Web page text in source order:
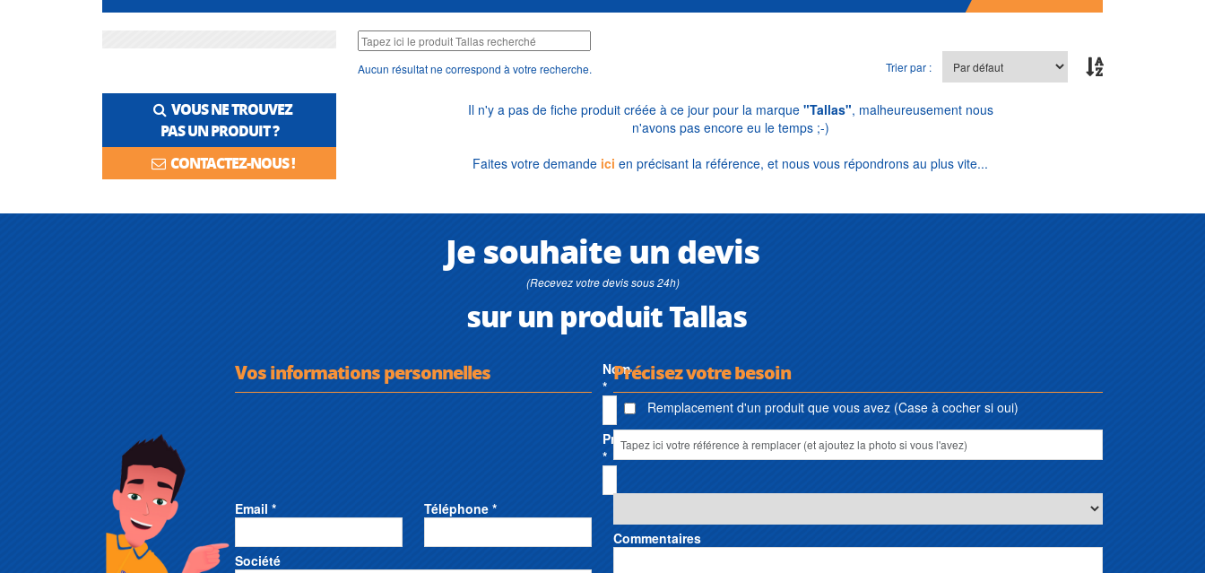
VOUS NE TROUVEZ
PAS UN PRODUIT ?
CONTACTEZ-NOUS !
Aucun résultat ne correspond à votre recherche. Trier par :
Il n'y a pas de fiche produit créée à ce jour pour la marque "Tallas", malheureusement nous
n'avons pas encore eu le temps ;-)
Faites votre demande ici en précisant la référence, et nous vous répondrons au plus vite...
Je souhaite un devis
(Recevez votre devis sous 24h)
sur un produit Tallas
Vos informations personnelles
Nom
*
Prénom
*
Email * Téléphone *
Société
Précisez votre besoin
Remplacement d'un produit que vous avez (Case à cocher si oui)
Commentaires